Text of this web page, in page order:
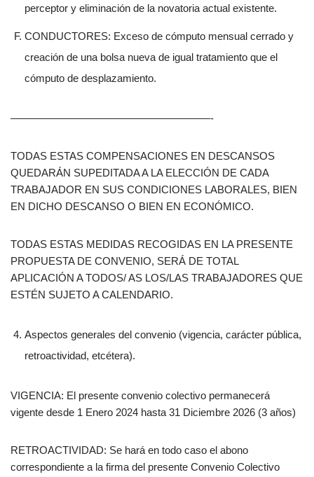
perceptor y eliminación de la novatoria actual existente.
CONDUCTORES: Exceso de cómputo mensual cerrado y
creación de una bolsa nueva de igual tratamiento que el
cómputo de desplazamiento.
———————————————————-
TODAS ESTAS COMPENSACIONES EN DESCANSOS
QUEDARÁN SUPEDITADA A LA ELECCIÓN DE CADA
TRABAJADOR EN SUS CONDICIONES LABORALES, BIEN
EN DICHO DESCANSO O BIEN EN ECONÓMICO.
TODAS ESTAS MEDIDAS RECOGIDAS EN LA PRESENTE
PROPUESTA DE CONVENIO, SERÁ DE TOTAL
APLICACIÓN A TODOS/ AS LOS/LAS TRABAJADORES QUE
ESTÉN SUJETO A CALENDARIO.
Aspectos generales del convenio (vigencia, carácter pública,
retroactividad, etcétera).
VIGENCIA: El presente convenio colectivo permanecerá
vigente desde 1 Enero 2024 hasta 31 Diciembre 2026 (3 años)
RETROACTIVIDAD: Se hará en todo caso el abono
correspondiente a la firma del presente Convenio Colectivo